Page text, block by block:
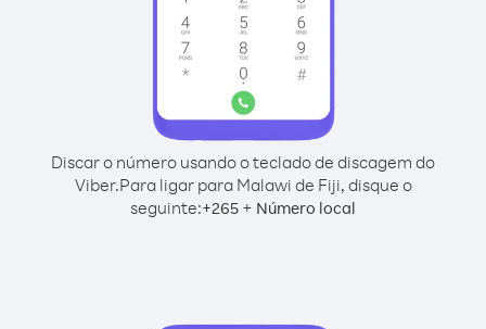
Discar o número usando o teclado de discagem do
Viber.Para ligar para Malawi de Fiji, disque o
seguinte:+265 + Número local